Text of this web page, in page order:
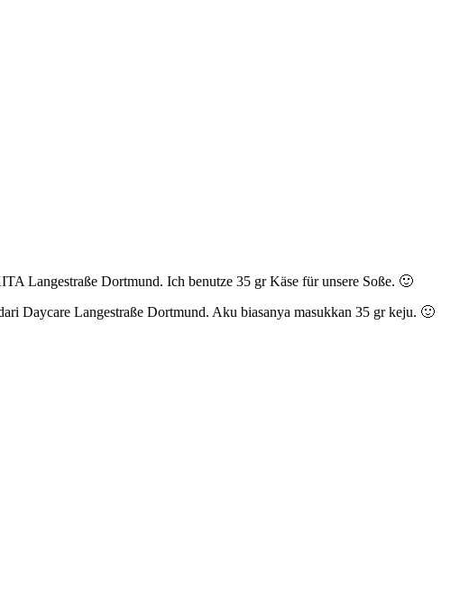
Langestraße Dortmund. Ich benutze 35 gr Käse für unsere Soße. 🙂
Daycare Langestraße Dortmund. Aku biasanya masukkan 35 gr keju. 🙂